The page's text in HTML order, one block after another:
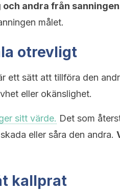
andra från
målet.
otrevligt
ett sätt att tillföra den
eller okänslighet.
sitt värde. Det som
eller såra den andra.
kallprat